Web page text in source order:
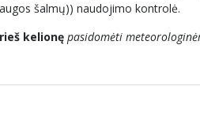
šalmų)) naudojimo kontrolė.
kelionę pasidomėti